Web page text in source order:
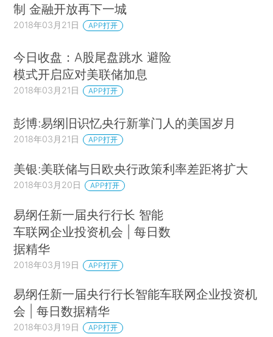
制 金融开放再下一城
2018年03月21日 APP打开
今日收盘：A股尾盘跳水 避险
模式开启应对美联储加息
2018年03月21日 APP打开
彭博:易纲旧识忆央行新掌门人的美国岁月
2018年03月21日 APP打开
美银:美联储与日欧央行政策利率差距将扩大
2018年03月20日 APP打开
易纲任新一届央行行长 智能
车联网企业投资机会 | 每日数
据精华
2018年03月19日 APP打开
易纲任新一届央行行长智能车联网企业投资机
会 | 每日数据精华
2018年03月19日 APP打开